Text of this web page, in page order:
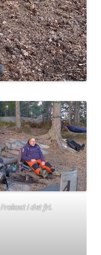
Frokost i det fri.